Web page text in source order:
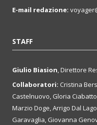
E-mail redazione:
STAFF
Giulio Biasion, Direttore
Collaboratori: Cristina
Castelnuovo, Gloria
Marzio Doge, Arrigo Dal
Garavaglia, Giovanna